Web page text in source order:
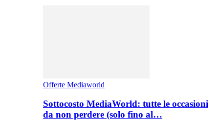
Offerte Mediaworld
Sottocosto MediaWorld: tutte le occasioni
da non perdere (solo fino al…